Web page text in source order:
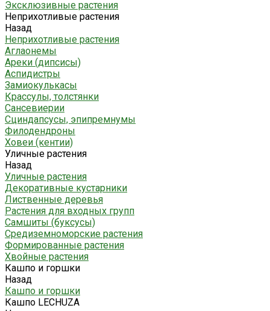
Эксклюзивные растения
Неприхотливые растения
Назад
Неприхотливые растения
Аглаонемы
Ареки (дипсисы)
Аспидистры
Замиокулькасы
Крассулы, толстянки
Сансевиерии
Сциндапсусы, эпипремнумы
Филодендроны
Ховеи (кентии)
Уличные растения
Назад
Уличные растения
Декоративные кустарники
Лиственные деревья
Растения для входных групп
Самшиты (буксусы)
Средиземноморские растения
Формированные растения
Хвойные растения
Кашпо и горшки
Назад
Кашпо и горшки
Кашпо LECHUZA